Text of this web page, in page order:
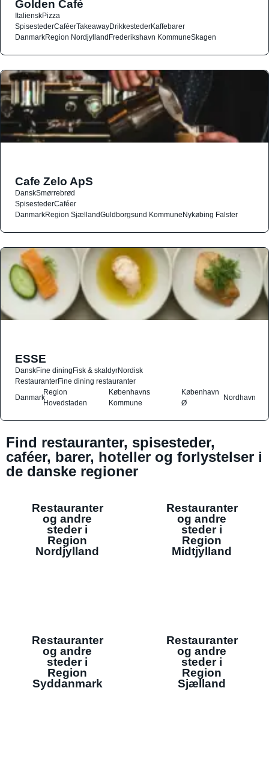
Golden Café
ItalienskPizza
SpisestederCaféerTakeawayDrikkestederKaffebarer
DanmarkRegion NordjyllandFrederikshavn KommuneSkagen
Cafe Zelo ApS
DanskSmørrebrød
SpisestederCaféer
DanmarkRegion SjællandGuldborgsund KommuneNykøbing Falster
ESSE
DanskFine diningFisk & skaldyrNordisk
RestauranterFine dining restauranter
Danmark
Region
Hovedstaden
Københavns
Kommune
København
Ø
Nordhavn
Find restauranter, spisesteder,
caféer, barer, hoteller og forlystelser i
de danske regioner
Restauranter
og andre
steder i
Region
Nordjylland
Restauranter
og andre
steder i
Region
Midtjylland
Restauranter
og andre
steder i
Region
Syddanmark
Restauranter
og andre
steder i
Region
Sjælland